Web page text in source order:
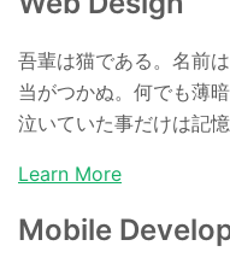
吾輩は猫である。名前
当がつかぬ。何でも薄
泣いていた事だけは記憶
Learn More
Mobile